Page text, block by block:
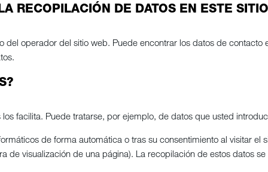
RECOPILACIÓN DE DATOS EN ESTE
del operador del sitio web. Puede encontrar los datos de
facilita. Puede tratarse, por ejemplo, de datos que usted
de forma automática o tras su consentimiento al visitar
de visualización de una página). La recopilación de estos datos